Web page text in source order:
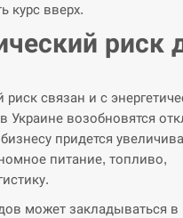
курс вверх.
риск
связан и с
Украине возобновятся
придется
питание, топливо,
может закладываться